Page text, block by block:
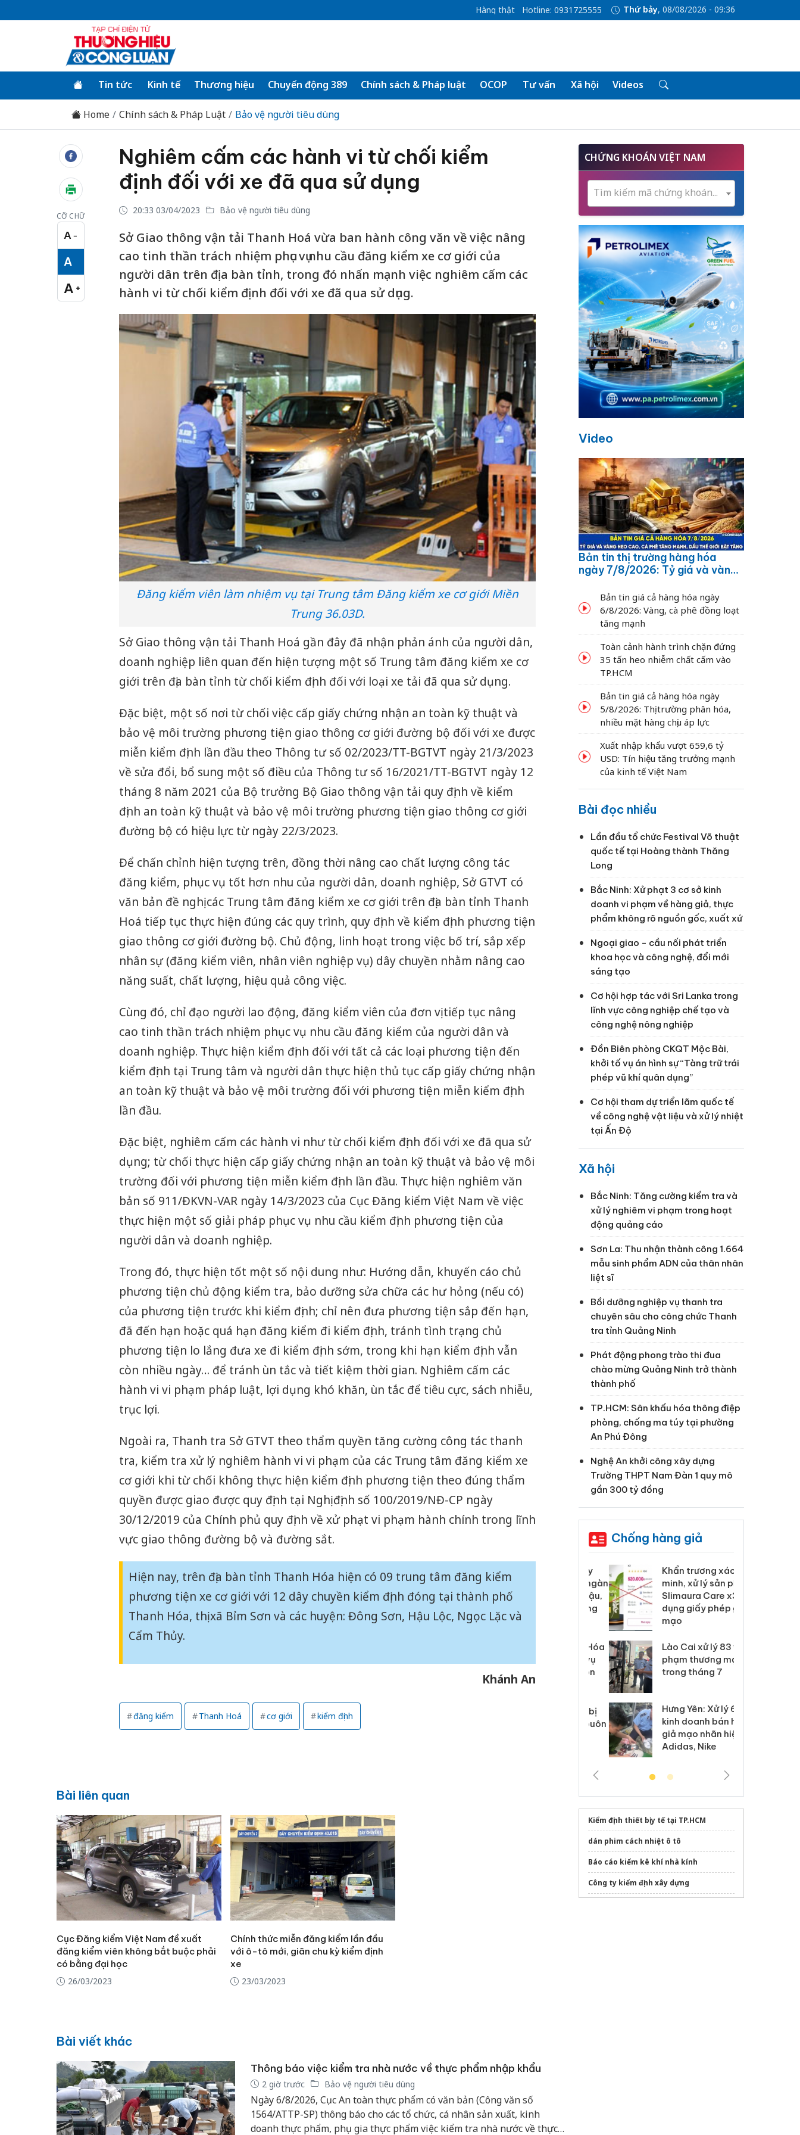
Hàng thật Hotline: 0931725555 Thứ bảy, 08/08/2026 - 09:36
Tin tức Kinh tế Thương hiệu Chuyển động 389 Chính sách & Pháp luật OCOP Tư vấn Xã hội Videos
Home Chính sách & Pháp Luật Bảo vệ người tiêu dùng
CỠ CHỮ
A −
Cỡ chữ nhỏ
A
Cỡ chữ vừa
A +
Cỡ chữ lớn
Nghiêm cấm các hành vi từ chối kiểm
định đối với xe đã qua sử dụng
20:33 03/04/2023 Bảo vệ người tiêu dùng
Sở Giao thông vận tải Thanh Hoá vừa ban hành công văn về việc nâng
cao tinh thần trách nhiệm phục vụ nhu cầu đăng kiểm xe cơ giới của
người dân trên địa bàn tỉnh, trong đó nhấn mạnh việc nghiêm cấm các
hành vi từ chối kiểm định đối với xe đã qua sử dụng.
Đăng kiểm viên làm nhiệm vụ tại Trung tâm Đăng kiểm xe cơ giới Miền
Trung 36.03D.
Sở Giao thông vận tải Thanh Hoá gần đây đã nhận phản ánh của người dân,
doanh nghiệp liên quan đến hiện tượng một số Trung tâm đăng kiểm xe cơ
giới trên địa bàn tỉnh từ chối kiểm định đối với loại xe tải đã qua sử dụng.
Đặc biệt, một số nơi từ chối việc cấp giấy chứng nhận an toàn kỹ thuật và
bảo vệ môi trường phương tiện giao thông cơ giới đường bộ đối với xe được
miễn kiểm định lần đầu theo Thông tư số 02/2023/TT-BGTVT ngày 21/3/2023
về sửa đổi, bổ sung một số điều của Thông tư số 16/2021/TT-BGTVT ngày 12
tháng 8 năm 2021 của Bộ trưởng Bộ Giao thông vận tải quy định về kiểm
định an toàn kỹ thuật và bảo vệ môi trường phương tiện giao thông cơ giới
đường bộ có hiệu lực từ ngày 22/3/2023.
Để chấn chỉnh hiện tượng trên, đồng thời nâng cao chất lượng công tác
đăng kiểm, phục vụ tốt hơn nhu của người dân, doanh nghiệp, Sở GTVT có
văn bản đề nghị các Trung tâm đăng kiểm xe cơ giới trên địa bàn tỉnh Thanh
Hoá tiếp tục thực hiện đúng các quy trình, quy định về kiểm định phương tiện
giao thông cơ giới đường bộ. Chủ động, linh hoạt trong việc bố trí, sắp xếp
nhân sự (đăng kiểm viên, nhân viên nghiệp vụ) dây chuyền nhằm nâng cao
năng suất, chất lượng, hiệu quả công việc.
Cùng đó, chỉ đạo người lao động, đăng kiểm viên của đơn vị tiếp tục nâng
cao tinh thần trách nhiệm phục vụ nhu cầu đăng kiểm của người dân và
doanh nghiệp. Thực hiện kiểm định đối với tất cả các loại phương tiện đến
kiểm định tại Trung tâm và người dân thực hiện thủ tục cấp giấy chứng nhận
an toàn kỹ thuật và bảo vệ môi trường đối với phương tiện miễn kiểm định
lần đầu.
Đặc biệt, nghiêm cấm các hành vi như từ chối kiểm định đối với xe đã qua sử
dụng; từ chối thực hiện cấp giấy chứng nhận an toàn kỹ thuật và bảo vệ môi
trường đối với phương tiện miễn kiểm định lần đầu. Thực hiện nghiêm văn
bản số 911/ĐKVN-VAR ngày 14/3/2023 của Cục Đăng kiểm Việt Nam về việc
thực hiện một số giải pháp phục vụ nhu cầu kiểm định phương tiện của
người dân và doanh nghiệp.
Trong đó, thực hiện tốt một số nội dung như: Hướng dẫn, khuyến cáo chủ
phương tiện chủ động kiểm tra, bảo dưỡng sửa chữa các hư hỏng (nếu có)
của phương tiện trước khi kiểm định; chỉ nên đưa phương tiện sắp đến hạn,
đã đến hạn hoặc quá hạn đăng kiểm đi kiểm định, tránh tình trạng chủ
phương tiện lo lắng đưa xe đi kiểm định sớm, trong khi hạn kiểm định vẫn
còn nhiều ngày… để tránh ùn tắc và tiết kiệm thời gian. Nghiêm cấm các
hành vi vi phạm pháp luật, lợi dụng khó khăn, ùn tắc để tiêu cực, sách nhiễu,
trục lợi.
Ngoài ra, Thanh tra Sở GTVT theo thẩm quyền tăng cường công tác thanh
tra, kiểm tra xử lý nghiêm hành vi vi phạm của các Trung tâm đăng kiểm xe
cơ giới khi từ chối không thực hiện kiểm định phương tiện theo đúng thẩm
quyền được giao được quy định tại Nghị định số 100/2019/NĐ-CP ngày
30/12/2019 của Chính phủ quy định về xử phạt vi phạm hành chính trong lĩnh
vực giao thông đường bộ và đường sắt.
Hiện nay, trên địa bàn tỉnh Thanh Hóa hiện có 09 trung tâm đăng kiểm
phương tiện xe cơ giới với 12 dây chuyền kiểm định đóng tại thành phố
Thanh Hóa, thị xã Bỉm Sơn và các huyện: Đông Sơn, Hậu Lộc, Ngọc Lặc và
Cẩm Thủy.
Khánh An
đăng kiểm Thanh Hoá cơ giới kiểm định
Bài liên quan
Cục Đăng kiểm Việt Nam đề xuất
đăng kiểm viên không bắt buộc phải
có bằng đại học
26/03/2023
Chính thức miễn đăng kiểm lần đầu
với ô-tô mới, giãn chu kỳ kiểm định
xe
23/03/2023
Bài viết khác
Thông báo việc kiểm tra nhà nước về thực phẩm nhập khẩu
2 giờ trước Bảo vệ người tiêu dùng
Ngày 6/8/2026, Cục An toàn thực phẩm có văn bản (Công văn số
1564/ATTP-SP) thông báo cho các tổ chức, cá nhân sản xuất, kinh
doanh thực phẩm, phụ gia thực phẩm việc kiểm tra nhà nước về thực
CHỨNG KHOÁN VIỆT NAM
Tìm kiếm mã chứng khoán...
Video
Bản tin thị trường hàng hóa
ngày 7/8/2026: Tỷ giá và vàng
dầu thế giới bật tăng
Bản tin giá cả hàng hóa ngày
6/8/2026: Vàng, cà phê đồng loạt
tăng mạnh
Toàn cảnh hành trình chặn đứng
35 tấn heo nhiễm chất cấm vào
TP.HCM
Bản tin giá cả hàng hóa ngày
5/8/2026: Thị trường phân hóa,
nhiều mặt hàng chịu áp lực
Xuất nhập khẩu vượt 659,6 tỷ
USD: Tín hiệu tăng trưởng mạnh
của kinh tế Việt Nam
Bài đọc nhiều
Lần đầu tổ chức Festival Võ thuật
quốc tế tại Hoàng thành Thăng
Long
Bắc Ninh: Xử phạt 3 cơ sở kinh
doanh vi phạm về hàng giả, thực
phẩm không rõ nguồn gốc, xuất xứ
Ngoại giao - cầu nối phát triển
khoa học và công nghệ, đổi mới
sáng tạo
Cơ hội hợp tác với Sri Lanka trong
lĩnh vực công nghiệp chế tạo và
công nghệ nông nghiệp
Đồn Biên phòng CKQT Mộc Bài,
khởi tố vụ án hình sự “Tàng trữ trái
phép vũ khí quân dụng”
Cơ hội tham dự triển lãm quốc tế
về công nghệ vật liệu và xử lý nhiệt
tại Ấn Độ
Xã hội
Bắc Ninh: Tăng cường kiểm tra và
xử lý nghiêm vi phạm trong hoạt
động quảng cáo
Sơn La: Thu nhận thành công 1.664
mẫu sinh phẩm ADN của thân nhân
liệt sĩ
Bồi dưỡng nghiệp vụ thanh tra
chuyên sâu cho công chức Thanh
tra tỉnh Quảng Ninh
Phát động phong trào thi đua
chào mừng Quảng Ninh trở thành
thành phố
TP.HCM: Sân khấu hóa thông điệp
phòng, chống ma túy tại phường
An Phú Đông
Nghệ An khởi công xây dựng
Trường THPT Nam Đàn 1 quy mô
gần 300 tỷ đồng
Chống hàng giả
Cà Mau: Tiêu hủy
công khai hàng ngàn
sản phẩm nhập lậu,
kinh doanh
án sản xuất, buôn
bán yến sào giả
Khẩn trương xác
minh, xử lý sản phẩm
Slimaura Care x3 sử
dụng giấy phép giả
mạo
Lào Cai xử lý 83 vụ vi
phạm thương mại
trong tháng 7
Hưng Yên: Xử lý 6 hộ
kinh doanh bán hàng
giả mạo nhãn hiệu
Adidas, Nike
Kiểm định thiết bị y tế tại TP.HCM
dán phim cách nhiệt ô tô
Báo cáo kiểm kê khí nhà kính
Công ty kiểm định xây dựng